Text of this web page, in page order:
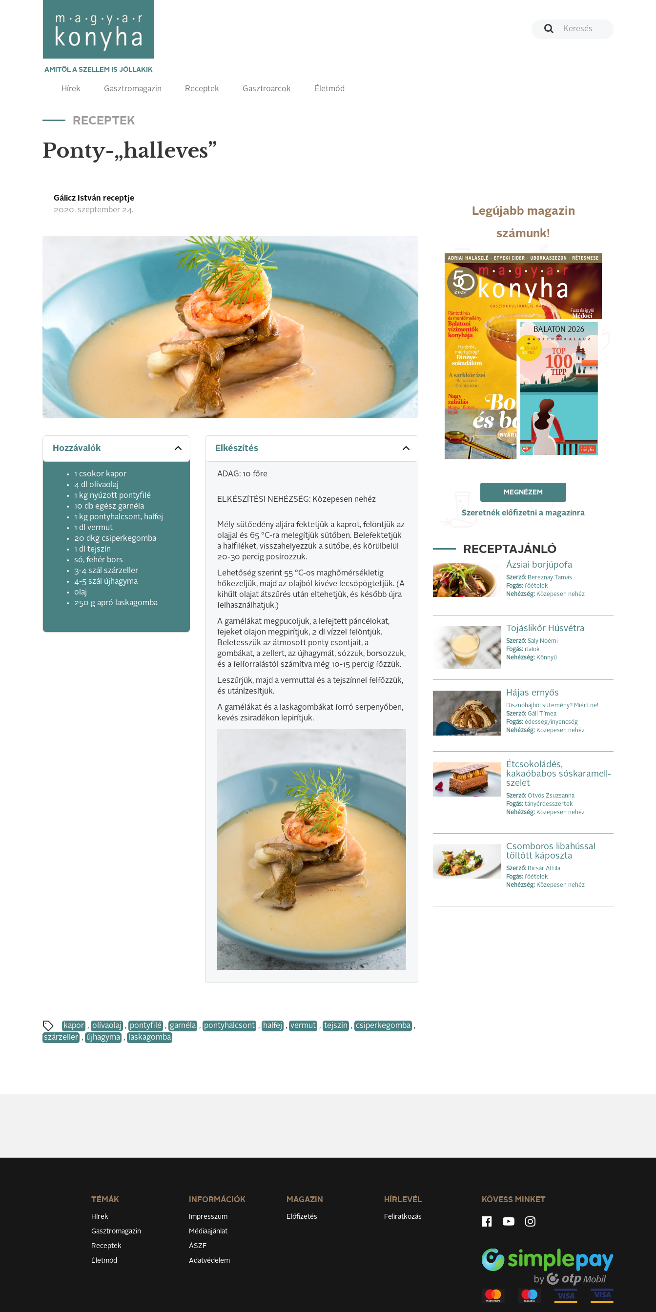
AMITŐL A SZELLEM IS JÓLLAKIK
Hírek Gasztromagazin Receptek Gasztroarcok Életmód
RECEPTEK
Ponty-„halleves”
Gálicz István receptje
2020. szeptember 24.
Hozzávalók
1 csokor kapor
4 dl olívaolaj
1 kg nyúzott pontyfilé
10 db egész garnéla
1 kg pontyhalcsont, halfej
1 dl vermut
20 dkg csiperkegomba
1 dl tejszín
só, fehér bors
3-4 szál szárzeller
4-5 szál újhagyma
olaj
250 g apró laskagomba
Elkészítés
ADAG: 10 főre
ELKÉSZÍTÉSI NEHÉZSÉG: Közepesen nehéz
Mély sütőedény aljára fektetjük a kaprot, felöntjük az
olajjal és 65 °C-ra melegítjük sütőben. Belefektetjük
a halfiléket, visszahelyezzük a sütőbe, és körülbelül
20-30 percig posírozzuk.
Lehetőség szerint 55 °C-os maghőmérsékletig
hőkezeljük, majd az olajból kivéve lecsöpögtetjük. (A
kihűlt olajat átszűrés után eltehetjük, és később újra
felhasználhatjuk.)
A garnélákat megpucoljuk, a lefejtett páncélokat,
fejeket olajon megpirítjuk, 2 dl vízzel felöntjük.
Beletesszük az átmosott ponty csontjait, a
gombákat, a zellert, az újhagymát, sózzuk, borsozzuk,
és a felforralástól számítva még 10-15 percig főzzük.
Leszűrjük, majd a vermuttal és a tejszínnel felfőzzük,
és utánízesítjük.
A garnélákat és a laskagombákat forró serpenyőben,
kevés zsiradékon lepirítjuk.
kapor , olívaolaj , pontyfilé , garnéla , pontyhalcsont , halfej , vermut , tejszín , csiperkegomba ,
szárzeller , újhagyma , laskagomba
Legújabb magazin
számunk!
MEGNÉZEM
Szeretnék előfizetni a magazinra
RECEPTAJÁNLÓ
Ázsiai borjúpofa
Szerző: Bereznay Tamás
Fogás: főételek
Nehézség: Közepesen nehéz
Tojáslikőr Húsvétra
Szerző: Saly Noémi
Fogás: italok
Nehézség: Könnyű
Hájas ernyős
Disznóhájból sütemény? Miért ne!
Szerző: Gáll Tímea
Fogás: édesség/ínyencség
Nehézség: Közepesen nehéz
Étcsokoládés,
kakaóbabos sóskaramell-
szelet
Szerző: Ötvös Zsuzsanna
Fogás: tányérdesszertek
Nehézség: Közepesen nehéz
Csomboros libahússal
töltött káposzta
Szerző: Bicsár Attila
Fogás: főételek
Nehézség: Közepesen nehéz
TÉMÁK
Hírek
Gasztromagazin
Receptek
Életmód
INFORMÁCIÓK
Impresszum
Médiaajánlat
ÁSZF
Adatvédelem
MAGAZIN
Előfizetés
HÍRLEVÉL
Feliratkozás
KÖVESS MINKET